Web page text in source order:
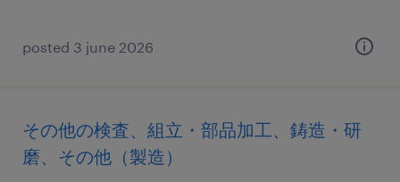
posted 3 june 2026
その他の検査、組立・部品加工、鋳造・研
磨、その他（製造）